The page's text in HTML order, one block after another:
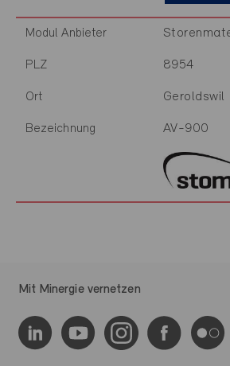
Modul Anbieter
PLZ 8954
Ort Geroldswil
Bezeichnung AV-900
Mit Minergie vernetzen